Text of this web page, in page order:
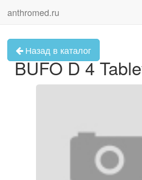
anthromed.ru
Назад в каталог
BUFO D 4